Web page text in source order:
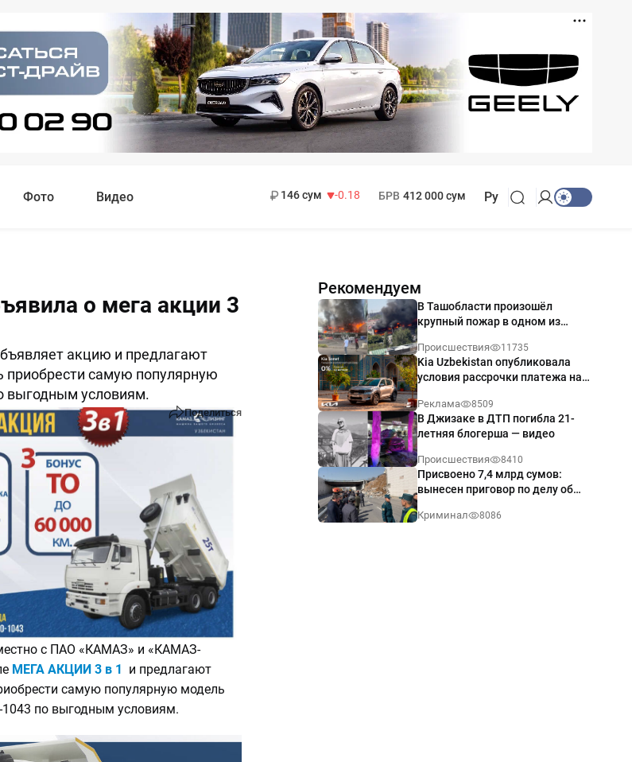
Фото Видео
146 сум
-0.18
БРВ 412 000 сум Ру
о мега акции 3
акцию и предлагают
самую популярную
выгодным условиям.
Поделиться
с ПАО «КАМАЗ» и «КАМАЗ-
МЕГА АКЦИИ 3 в 1 и предлагают
самую популярную модель
по выгодным условиям.
Рекомендуем
В Ташобласти произошёл
крупный пожар в одном из
Происшествия 11735
Kia Uzbekistan опубликовала
условия рассрочки платежа на
годовых
Реклама 8509
В Джизаке в ДТП погибла 21-
летняя блогерша — видео
Происшествия 8410
Присвоено 7,4 млрд сумов:
вынесен приговор по делу об
Ташкенте
Криминал 8086